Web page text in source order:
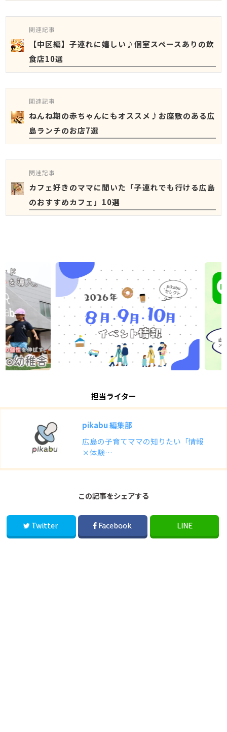
関連記事
【中区編】子連れに嬉しい♪個室スペースありの飲
食店10選
関連記事
ねんね期の赤ちゃんにもオススメ♪お座敷のある広
島ランチのお店7選
関連記事
カフェ好きのママに聞いた「子連れでも行ける広島
のおすすめカフェ」10選
担当ライター
pikabu 編集部
広島の子育てママの知りたい「情報
×体験…
この記事をシェアする
Twitter Facebook LINE